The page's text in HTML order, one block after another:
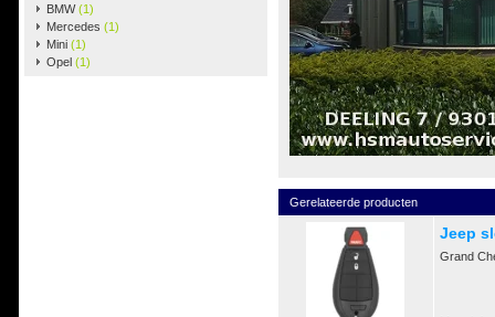
BMW(1)
Mercedes (1)
Mini (1)
Opel (1)
Gerelateerde producten
Jeep
Grand